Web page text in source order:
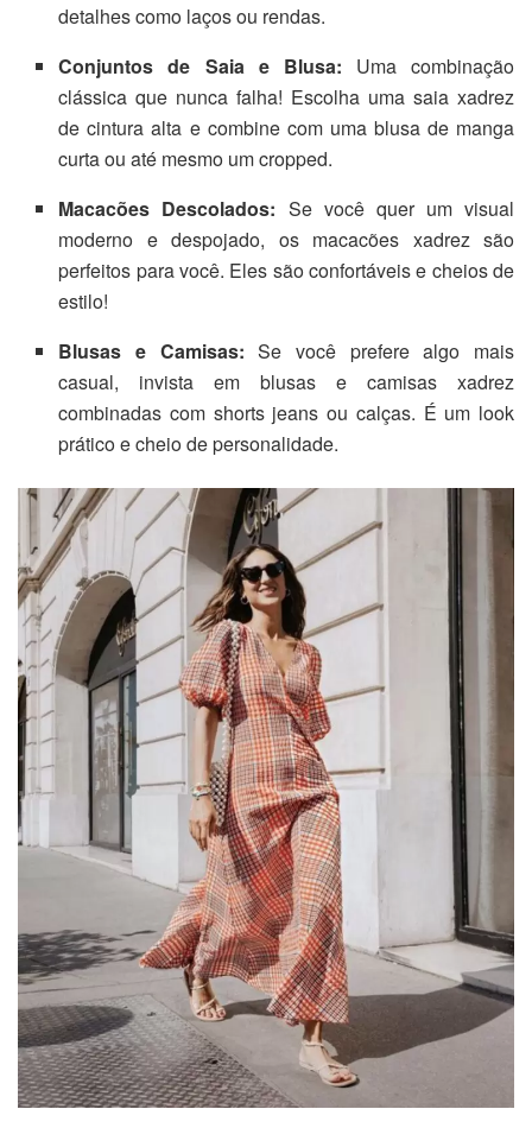
detalhes como laços ou rendas.
Conjuntos de Saia e Blusa: Uma combinação
clássica que nunca falha! Escolha uma saia xadrez
de cintura alta e combine com uma blusa de manga
curta ou até mesmo um cropped.
Macacões Descolados: Se você quer um visual
moderno e despojado, os macacões xadrez são
perfeitos para você. Eles são confortáveis e cheios de
estilo!
Blusas e Camisas: Se você prefere algo mais
casual, invista em blusas e camisas xadrez
combinadas com shorts jeans ou calças. É um look
prático e cheio de personalidade.